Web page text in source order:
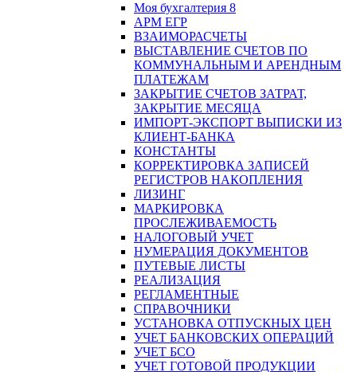
Моя бухгалтерия 8
АРМ ЕГР
ВЗАИМОРАСЧЕТЫ
ВЫСТАВЛЕНИЕ СЧЕТОВ ПО
КОММУНАЛЬНЫМ И АРЕНДНЫМ
ПЛАТЕЖАМ
ЗАКРЫТИЕ СЧЕТОВ ЗАТРАТ,
ЗАКРЫТИЕ МЕСЯЦА
ИМПОРТ-ЭКСПОРТ ВЫПИСКИ ИЗ
КЛИЕНТ-БАНКА
КОНСТАНТЫ
КОРРЕКТИРОВКА ЗАПИСЕЙ
РЕГИСТРОВ НАКОПЛЕНИЯ
ЛИЗИНГ
МАРКИРОВКА
ПРОСЛЕЖИВАЕМОСТЬ
НАЛОГОВЫЙ УЧЕТ
НУМЕРАЦИЯ ДОКУМЕНТОВ
ПУТЕВЫЕ ЛИСТЫ
РЕАЛИЗАЦИЯ
РЕГЛАМЕНТНЫЕ
СПРАВОЧНИКИ
УСТАНОВКА ОТПУСКНЫХ ЦЕН
УЧЕТ БАНКОВСКИХ ОПЕРАЦИЙ
УЧЕТ БСО
УЧЕТ ГОТОВОЙ ПРОДУКЦИИ